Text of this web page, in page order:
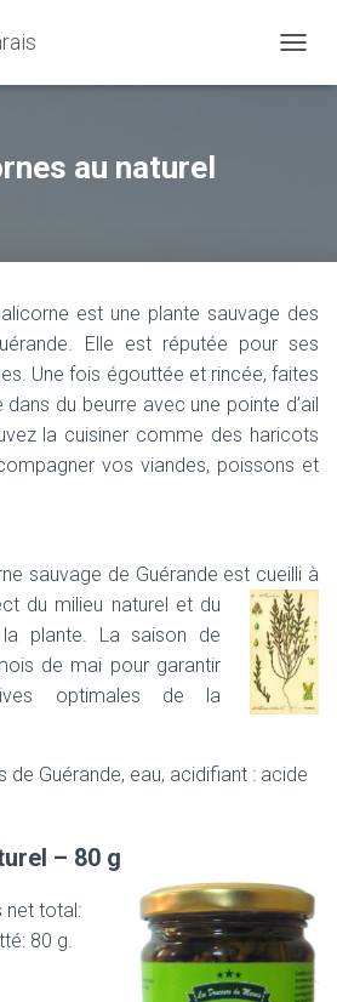
U
E
R
A
N
A
I
I
O
N
au naturel
est une plante sauvage des
Elle est réputée pour ses
Une fois égouttée et rincée, faites
du beurre avec une pointe d’ail
la cuisiner comme des haricots
vos viandes, poissons et
sauvage de Guérande est cueilli à
du milieu naturel et du
plante. La saison de
de mai pour garantir
optimales de la
de Guérande, eau, acidifiant : acide
– 80 g
net total:
80 g.